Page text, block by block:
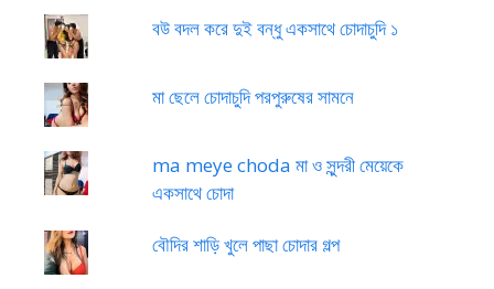
বউ বদল করে দুই বন্ধু একসাথে চোদাচুদি ১
মা ছেলে চোদাচুদি পরপুরুষের সামনে
ma meye choda মা ও সুন্দরী মেয়েকে
একসাথে চোদা
বৌদির শাড়ি খুলে পাছা চোদার গল্প